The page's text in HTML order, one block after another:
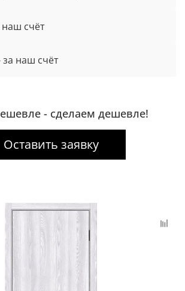
счёт
за наш счёт
- сделаем дешевле!
Оставить заявку